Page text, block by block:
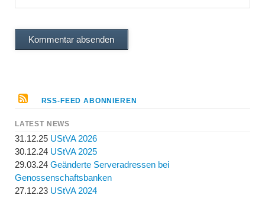
Kommentar absenden
RSS-FEED ABONNIEREN
LATEST NEWS
31.12.25 UStVA 2026
30.12.24 UStVA 2025
29.03.24 Geänderte Serveradressen bei
Genossenschaftsbanken
27.12.23 UStVA 2024